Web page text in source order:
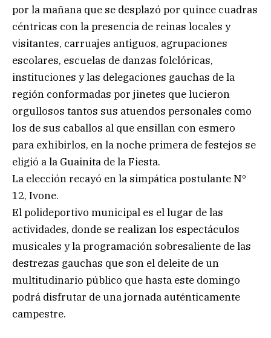
por la mañana que se desplazó por quince cuadras
céntricas con la presencia de reinas locales y
visitantes, carruajes antiguos, agrupaciones
escolares, escuelas de danzas folclóricas,
instituciones y las delegaciones gauchas de la
región conformadas por jinetes que lucieron
orgullosos tantos sus atuendos personales como
los de sus caballos al que ensillan con esmero
para exhibirlos, en la noche primera de festejos se
eligió a la Guainita de la Fiesta.
La elección recayó en la simpática postulante Nº
12, Ivone.
El polideportivo municipal es el lugar de las
actividades, donde se realizan los espectáculos
musicales y la programación sobresaliente de las
destrezas gauchas que son el deleite de un
multitudinario público que hasta este domingo
podrá disfrutar de una jornada auténticamente
campestre.